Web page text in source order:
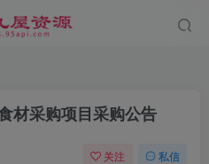
材采购项目采购公告
关注 私信